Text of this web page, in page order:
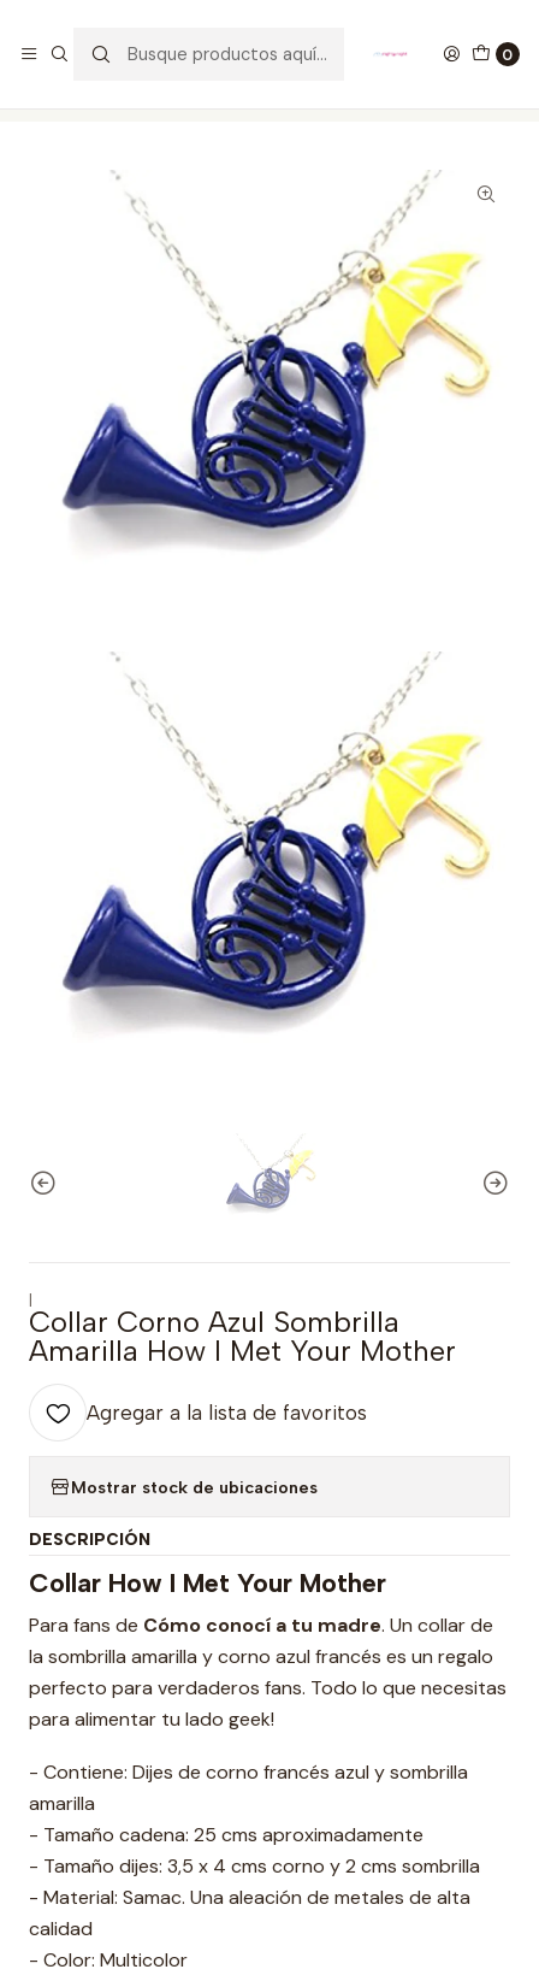
0
|
Collar Corno Azul Sombrilla
Amarilla How I Met Your Mother
Agregar a la lista de favoritos
Mostrar stock de ubicaciones
DESCRIPCIÓN
Collar How I Met Your Mother
Para fans de Cómo conocí a tu madre. Un collar de
la sombrilla amarilla y corno azul francés es un regalo
perfecto para verdaderos fans. Todo lo que necesitas
para alimentar tu lado geek!
- Contiene: Dijes de corno francés azul y sombrilla
amarilla
- Tamaño cadena: 25 cms aproximadamente
- Tamaño dijes: 3,5 x 4 cms corno y 2 cms sombrilla
- Material: Samac. Una aleación de metales de alta
calidad
- Color: Multicolor